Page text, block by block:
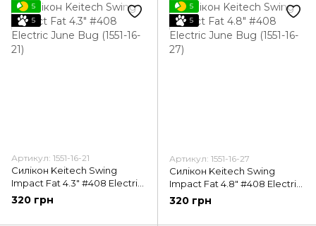
5
5
Артикул: 1551-16-21
Силікон Keitech Swing
Impact Fat 4.3" #408 Electric
June Bug (1551-16-21)
320 грн
5
5
Артикул: 1551-16-27
Силікон Keitech Swing
Impact Fat 4.8" #408 Electric
June Bug (1551-16-27)
320 грн